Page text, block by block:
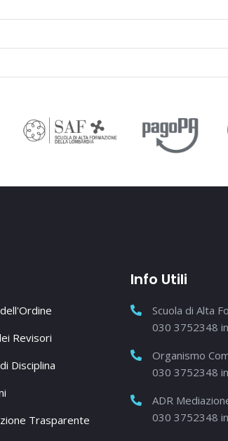
Revisori
Disciplina
Trasparente
Info Utili
Scuola di Alta
030 3752348
Organismo
030 3752348
ADR
030 3752348